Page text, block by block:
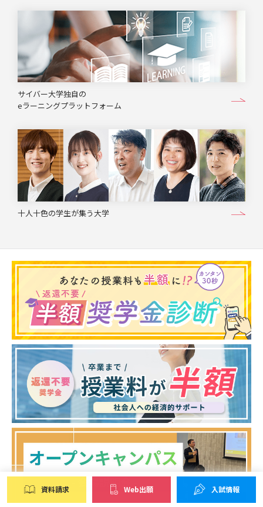
サイバー大学独自の
eラーニングプラットフォーム
十人十色の学生が集う大学
資料請求 Web出願 入試情報